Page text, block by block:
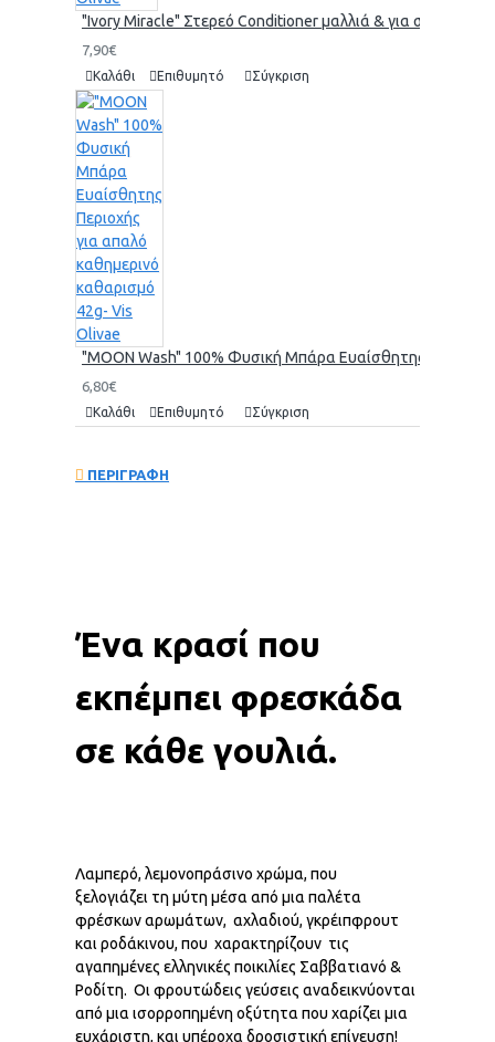
"Ivory Miracle" Στερεό Conditioner μαλλιά & για σώμα
7,90€
Καλάθι Επιθυμητό Σύγκριση
"MOON Wash" 100% Φυσική Μπάρα Ευαίσθητης
6,80€
Καλάθι Επιθυμητό Σύγκριση
ΠΕΡΙΓΡΑΦΗ
Ένα κρασί που
εκπέμπει φρεσκάδα
σε κάθε γουλιά.
Λαμπερό, λεμονοπράσινο χρώμα, που
ξελογιάζει τη μύτη μέσα από μια παλέτα
φρέσκων αρωμάτων, αχλαδιού, γκρέιπφρουτ
και ροδάκινου, που χαρακτηρίζουν τις
αγαπημένες ελληνικές ποικιλίες Σαββατιανό &
Ροδίτη. Οι φρουτώδεις γεύσεις αναδεικνύονται
από μια ισορροπημένη οξύτητα που χαρίζει μια
ευχάριστη, και υπέροχα δροσιστική επίγευση!